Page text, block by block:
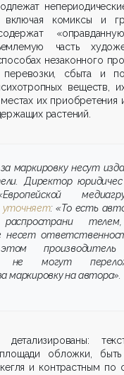
включая комиксы и
часть
незаконного
перевозки, сбыта и
веществ,
их приобретения
растений.
маркировку несут
Директор
: «То есть
несет
не могут
на автора».
детализированы:
обложки, быть
и контрастным по